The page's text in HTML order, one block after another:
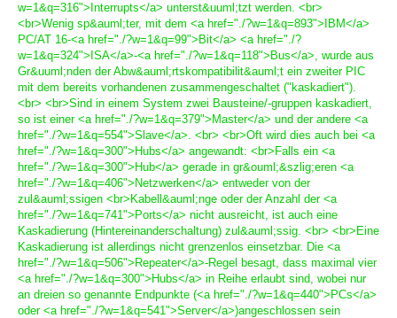
w=1&q=316">Interrupts</a> unterst&uuml;tzt werden. <br>
<br>Wenig sp&auml;ter, mit dem <a href="./?w=1&q=893">IBM</a>
PC/AT 16-<a href="./?w=1&q=99">Bit</a> <a href="./?
w=1&q=324">ISA</a>-<a href="./?w=1&q=118">Bus</a>, wurde aus
Gr&uuml;nden der Abw&auml;rtskompatibilit&auml;t ein zweiter PIC
mit dem bereits vorhandenen zusammengeschaltet ("kaskadiert").
<br> <br>Sind in einem System zwei Bausteine/-gruppen kaskadiert,
so ist einer <a href="./?w=1&q=379">Master</a> und der andere <a
href="./?w=1&q=554">Slave</a>. <br> <br>Oft wird dies auch bei <a
href="./?w=1&q=300">Hubs</a> angewandt: <br>Falls ein <a
href="./?w=1&q=300">Hub</a> gerade in gr&ouml;&szlig;eren <a
href="./?w=1&q=406">Netzwerken</a> entweder von der
zul&auml;ssigen <br>Kabell&auml;nge oder der Anzahl der <a
href="./?w=1&q=741">Ports</a> nicht ausreicht, ist auch eine
Kaskadierung (Hintereinanderschaltung) zul&auml;ssig. <br> <br>Eine
Kaskadierung ist allerdings nicht grenzenlos einsetzbar. Die <a
href="./?w=1&q=506">Repeater</a>-Regel besagt, dass maximal vier
<a href="./?w=1&q=300">Hubs</a> in Reihe erlaubt sind, wobei nur
an dreien so genannte Endpunkte (<a href="./?w=1&q=440">PCs</a>
oder <a href="./?w=1&q=541">Server</a>)angeschlossen sein